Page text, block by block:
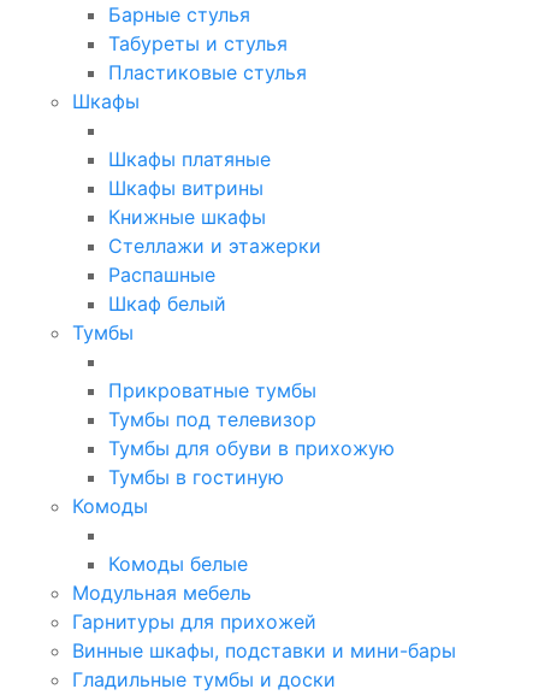
Барные стулья
Табуреты и стулья
Пластиковые стулья
Шкафы
Шкафы платяные
Шкафы витрины
Книжные шкафы
Стеллажи и этажерки
Распашные
Шкаф белый
Тумбы
Прикроватные тумбы
Тумбы под телевизор
Тумбы для обуви в прихожую
Тумбы в гостиную
Комоды
Комоды белые
Модульная мебель
Гарнитуры для прихожей
Винные шкафы, подставки и мини-бары
Гладильные тумбы и доски